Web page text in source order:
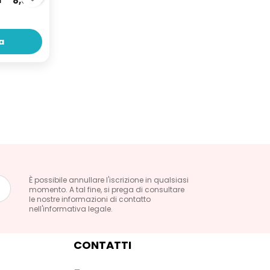
È possibile annullare l'iscrizione in qualsiasi
momento. A tal fine, si prega di consultare
le nostre informazioni di contatto
nell'informativa legale.
CONTATTI